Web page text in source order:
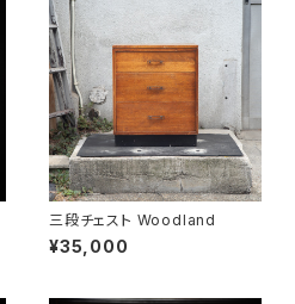
三段チェスト Woodland
¥35,000